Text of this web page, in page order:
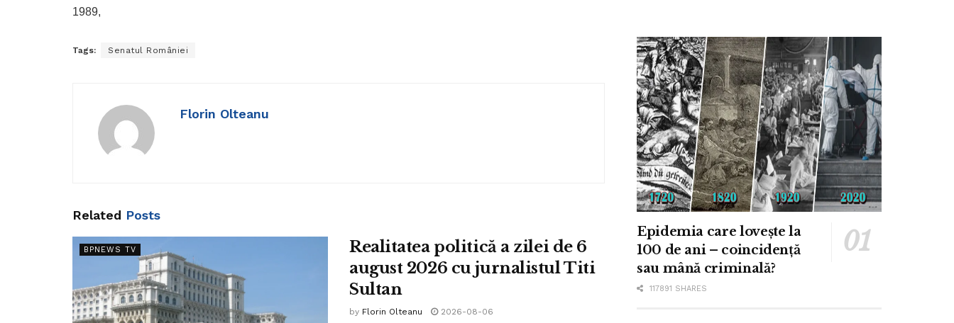
1989,
Tags: Senatul României
Florin Olteanu
Related Posts
BPNEWS TV
Realitatea politică a zilei de 6
august 2026 cu jurnalistul Titi
Sultan
by Florin Olteanu 2026-08-06
Epidemia care lovește la
100 de ani – coincidență
sau mână criminală?
117891 SHARES